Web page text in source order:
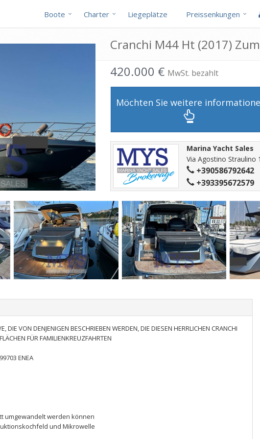
Boote Charter Liegeplätze Preissenkungen
Cranchi M44 Ht (2017)
420.000 € MwSt. bezahlt
Möchten Sie weitere
Marina Yacht Sales
Via Agostino
+390586792642
+393395672579
DIE VON DENJENIGEN BESCHRIEBEN WERDEN, DIE DIESEN HERRLICHEN CRANCHI
FÜR FAMILIENKREUZFAHRTEN
ENEA
umgewandelt werden können
und Mikrowelle